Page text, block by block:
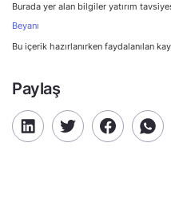
Burada yer alan bilgiler yatırım
Beyanı
Bu içerik hazırlanırken faydalanılan
Paylaş